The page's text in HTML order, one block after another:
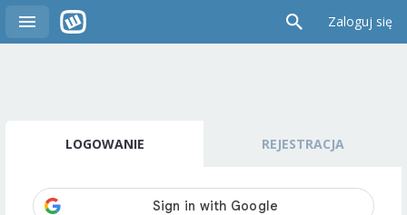
Zaloguj się
LOGOWANIE REJESTRACJA